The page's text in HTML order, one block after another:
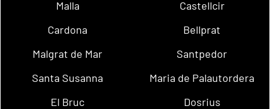
Malla
Castellcir
Cardona
Bellprat
Malgrat de Mar
Santpedor
Santa Susanna
Maria de Palautordera
El Bruc
Dosrius